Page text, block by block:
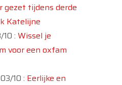
gezet tijdens derde
Katelijne
: Wissel je
voor een oxfam
10 : Eerlijke en